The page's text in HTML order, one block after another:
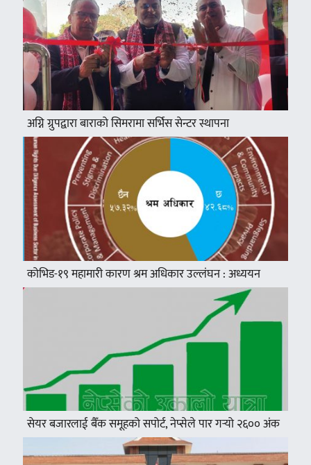
अग्नि ग्रुपद्वारा बाराको सिमरामा सर्भिस सेन्टर स्थापना
कोभिड-१९ महामारी कारण श्रम अधिकार उल्लंघन : अध्ययन
सेयर बजारलाई बैँक समूहको सपोर्ट, नेप्सेले पार गर्‍यो २६०० अंक